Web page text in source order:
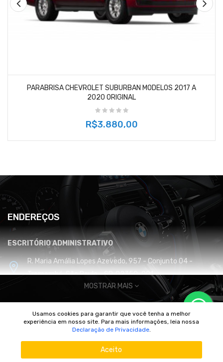
PARABRISA CHEVROLET SUBURBAN MODELOS 2017 A
2020 ORIGINAL
R$3.880,00
ENDEREÇOS
ESCRITÓRIO ADMINISTRATIVO
R. Maria Amália Lopes Azevedo, 957 - Conjunto 04 -
Tremembé, São Paulo - SP, 02350-001
CENTRO DE DISTRIBUIÇÃO E LOGÍSTICA
Cabreúva / SP
MOSTRAR MAIS
© 2010/2025 Imperador Motores |DhiWeb Desenvolvimento de
Usamos cookies para garantir que você tenha a melhor
experiência em nosso site. Para mais informações, leia nossa
Declaração de Privacidade.
Aceito